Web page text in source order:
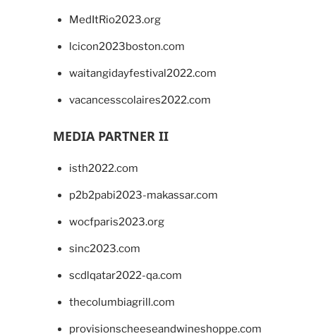
MedItRio2023.org
lcicon2023boston.com
waitangidayfestival2022.com
vacancesscolaires2022.com
MEDIA PARTNER II
isth2022.com
p2b2pabi2023-makassar.com
wocfparis2023.org
sinc2023.com
scdlqatar2022-qa.com
thecolumbiagrill.com
provisionscheeseandwineshoppe.com